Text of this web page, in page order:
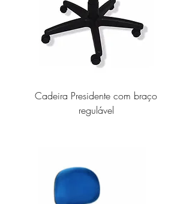
Cadeira Presidente com braço
regulável